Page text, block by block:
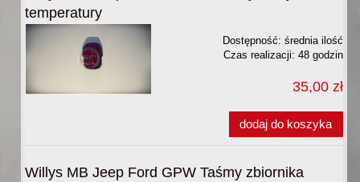
temperatury
Dostępność: średnia ilość
Czas realizacji: 48 godzin
35,00 zł
dodaj do koszyka
Willys MB Jeep Ford GPW Taśmy zbiornika